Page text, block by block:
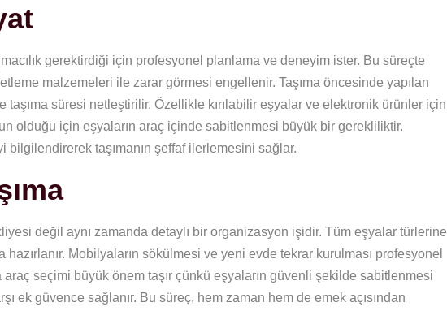
gerektirdiği için profesyonel planlama ve deneyim ister. Bu süreçte
malzemeleri ile zarar görmesi engellenir. Taşıma öncesinde yapılan
taşıma süresi netleştirilir. Özellikle kırılabilir eşyalar ve elektronik ürünler için
olduğu için eşyaların araç içinde sabitlenmesi büyük bir gerekliliktir.
taşımanın şeffaf ilerlemesini sağlar.
değil aynı zamanda detaylı bir organizasyon işidir. Tüm eşyalar türlerine
Mobilyaların sökülmesi ve yeni evde tekrar kurulması profesyonel
araç seçimi büyük önem taşır çünkü eşyaların güvenli şekilde sabitlenmesi
ek güvence sağlanır. Bu süreç, hem zaman hem de emek açısından